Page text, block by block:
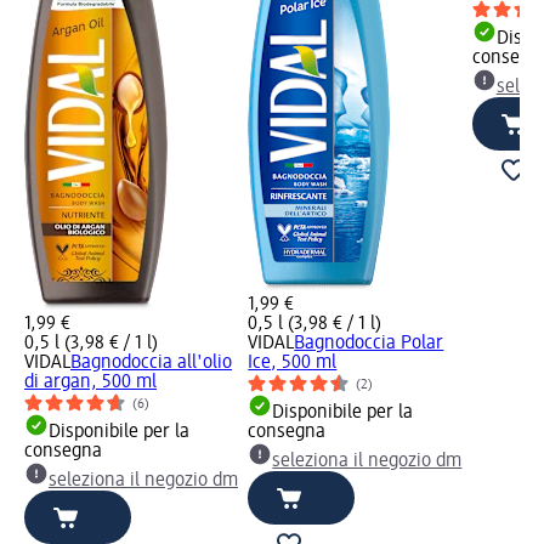
1,99 €
0,5 l (3,98 € / 1 l)
VIDALBagnodoccia all'olio
di argan, 500 ml
(6)
Disponibile per la
consegna
seleziona il negozio dm
1,99 €
0,5 l (3,98 € / 1 l)
VIDALBagnodoccia Polar
Ice, 500 ml
(2)
Disponibile per la
consegna
seleziona il negozio dm